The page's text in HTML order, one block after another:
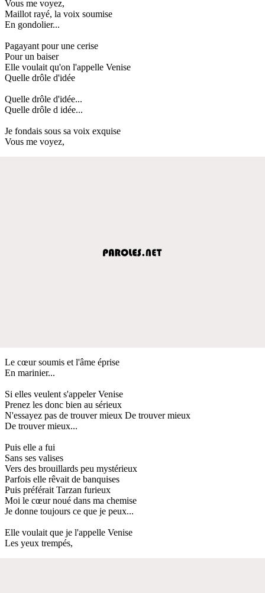
Vous me voyez,
Maillot rayé, la voix soumise
En gondolier...
Pagayant pour une cerise
Pour un baiser
Elle voulait qu'on l'appelle Venise
Quelle drôle d'idée
Quelle drôle d'idée...
Quelle drôle d idée...
Je fondais sous sa voix exquise
Vous me voyez,
Le cœur soumis et l'âme éprise
En marinier...
Si elles veulent s'appeler Venise
Prenez les donc bien au sérieux
N'essayez pas de trouver mieux De trouver mieux
De trouver mieux...
Puis elle a fui
Sans ses valises
Vers des brouillards peu mystérieux
Parfois elle rêvait de banquises
Puis préférait Tarzan furieux
Moi le cœur noué dans ma chemise
Je donne toujours ce que je peux...
Elle voulait que je l'appelle Venise
Les yeux trempés,